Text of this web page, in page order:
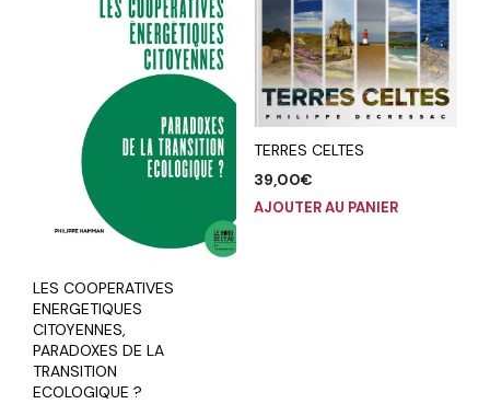
LES COOPERATIVES
ENERGETIQUES
CITOYENNES,
PARADOXES DE LA
TRANSITION
ECOLOGIQUE ?
TERRES CELTES
39,00€
AJOUTER AU PANIER